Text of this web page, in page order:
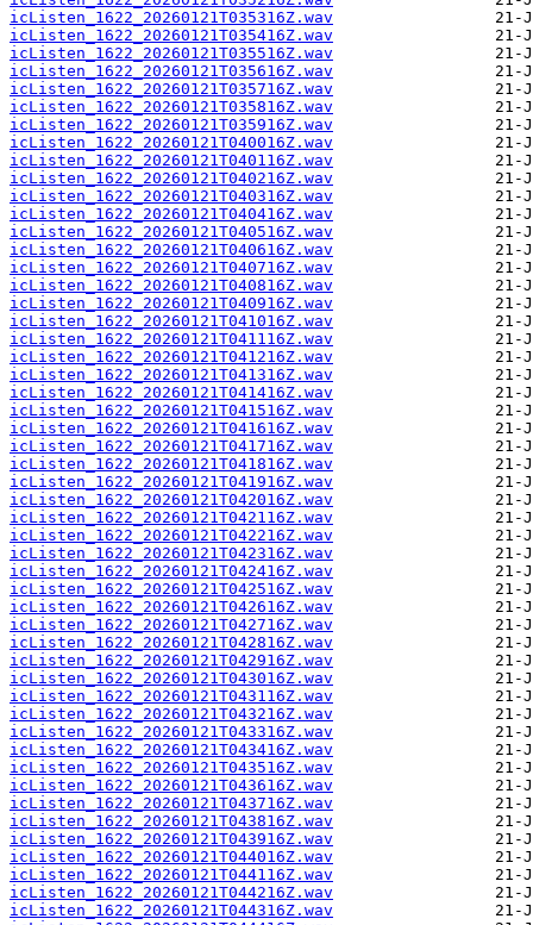
icListen_1622_20260121T035316Z.wav
icListen_1622_20260121T035416Z.wav
icListen_1622_20260121T035516Z.wav
icListen_1622_20260121T035616Z.wav
icListen_1622_20260121T035716Z.wav
icListen_1622_20260121T035816Z.wav
icListen_1622_20260121T035916Z.wav
icListen_1622_20260121T040016Z.wav
icListen_1622_20260121T040116Z.wav
icListen_1622_20260121T040216Z.wav
icListen_1622_20260121T040316Z.wav
icListen_1622_20260121T040416Z.wav
icListen_1622_20260121T040516Z.wav
icListen_1622_20260121T040616Z.wav
icListen_1622_20260121T040716Z.wav
icListen_1622_20260121T040816Z.wav
icListen_1622_20260121T040916Z.wav
icListen_1622_20260121T041016Z.wav
icListen_1622_20260121T041116Z.wav
icListen_1622_20260121T041216Z.wav
icListen_1622_20260121T041316Z.wav
icListen_1622_20260121T041416Z.wav
icListen_1622_20260121T041516Z.wav
icListen_1622_20260121T041616Z.wav
icListen_1622_20260121T041716Z.wav
icListen_1622_20260121T041816Z.wav
icListen_1622_20260121T041916Z.wav
icListen_1622_20260121T042016Z.wav
icListen_1622_20260121T042116Z.wav
icListen_1622_20260121T042216Z.wav
icListen_1622_20260121T042316Z.wav
icListen_1622_20260121T042416Z.wav
icListen_1622_20260121T042516Z.wav
icListen_1622_20260121T042616Z.wav
icListen_1622_20260121T042716Z.wav
icListen_1622_20260121T042816Z.wav
icListen_1622_20260121T042916Z.wav
icListen_1622_20260121T043016Z.wav
icListen_1622_20260121T043116Z.wav
icListen_1622_20260121T043216Z.wav
icListen_1622_20260121T043316Z.wav
icListen_1622_20260121T043416Z.wav
icListen_1622_20260121T043516Z.wav
icListen_1622_20260121T043616Z.wav
icListen_1622_20260121T043716Z.wav
icListen_1622_20260121T043816Z.wav
icListen_1622_20260121T043916Z.wav
icListen_1622_20260121T044016Z.wav
icListen_1622_20260121T044116Z.wav
icListen_1622_20260121T044216Z.wav
icListen_1622_20260121T044316Z.wav